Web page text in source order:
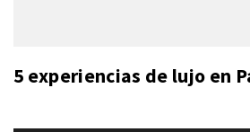
5 experiencias de lujo en